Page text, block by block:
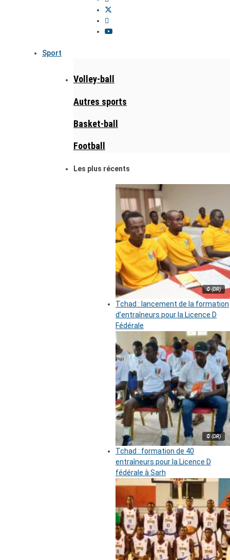
Sport
Volley-ball
Autres sports
Basket-ball
Football
Les plus récents
© (DR)
Tchad : lancement de la formation
d’entraîneurs pour la Licence D
Fédérale
© (DR)
Tchad : formation de 40
entraîneurs pour la Licence D
fédérale à Sarh